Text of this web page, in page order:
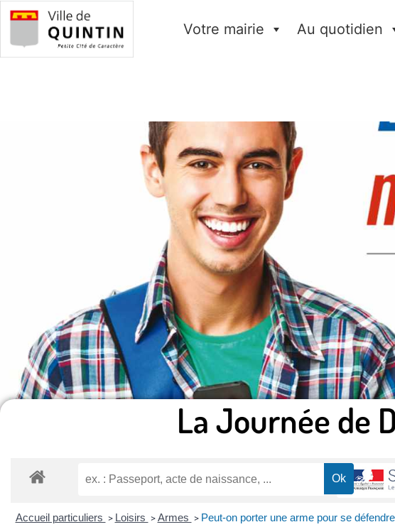
Votre mairie Au quotidien
La Journée de
Accueil particuliers > Loisirs > Armes > Peut-on porter une arme pour se